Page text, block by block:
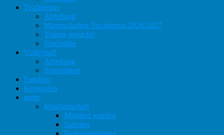
Tischtennis
Abteilung
Mannschaften Tischtennis 2026/2027
Trainer gesucht!
Spielstätte
Volleyball
Abteilung
Spielstätten
Fanshop
Sponsoren
mehr
Mitgliedschaft
Mitglied werden
Satzung
Beitragsordnung